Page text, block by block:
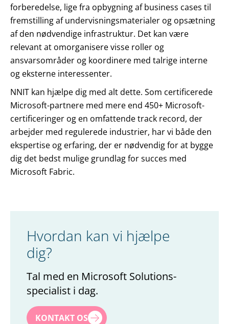
forberedelse, lige fra opbygning af business cases til
fremstilling af undervisningsmaterialer og opsætning
af den nødvendige infrastruktur. Det kan være
relevant at omorganisere visse roller og
ansvarsområder og koordinere med talrige interne
og eksterne interessenter.
NNIT kan hjælpe dig med alt dette. Som certificerede
Microsoft-partnere med mere end 450+ Microsoft-
certificeringer og en omfattende track record, der
arbejder med regulerede industrier, har vi både den
ekspertise og erfaring, der er nødvendig for at bygge
dig det bedst mulige grundlag for succes med
Microsoft Fabric.
Hvordan kan vi hjælpe
dig?
Tal med en Microsoft Solutions-
specialist i dag.
Navn*
KONTAKT OS